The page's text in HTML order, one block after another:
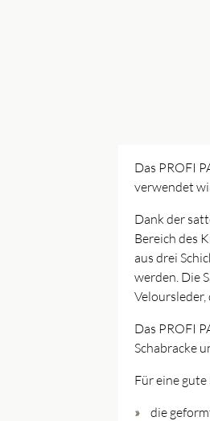
Das PROFI
verwendet
Dank der
Bereich des
aus drei
werden. Die
Das PROFI
Schabracke
Für eine
die